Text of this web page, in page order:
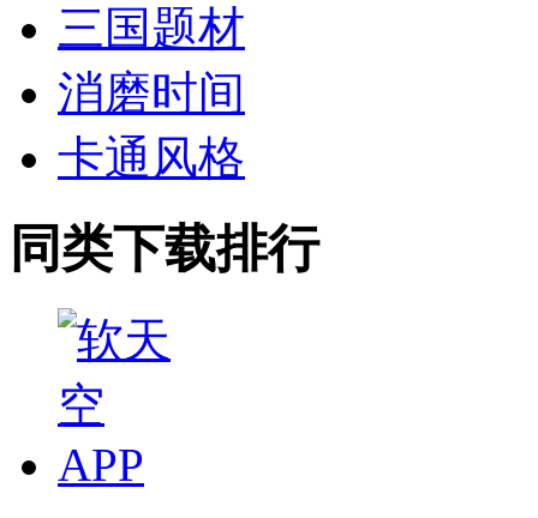
三国题材
消磨时间
卡通风格
同类下载排行